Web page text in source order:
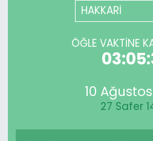
HAKKARİ
ÖĞLE VAKTINE
10
27 Safer
English News
GÜNCEL
Süper Lig Puan
Tüm Manşetler
Haber Arşivi